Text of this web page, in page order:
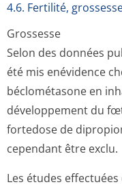
4.6. Fertilité,
Grossesse
Selon des données
été mis enévidence
béclométasone en
développement du
fortedose de
cependant être exclu.
Les études